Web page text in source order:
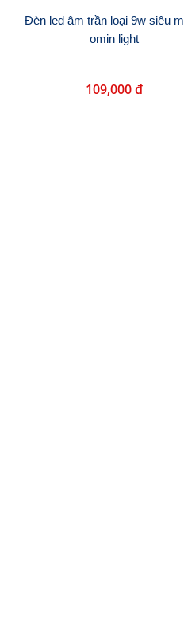
Đèn led âm trần loại 9w siêu
omin light
109,000 đ